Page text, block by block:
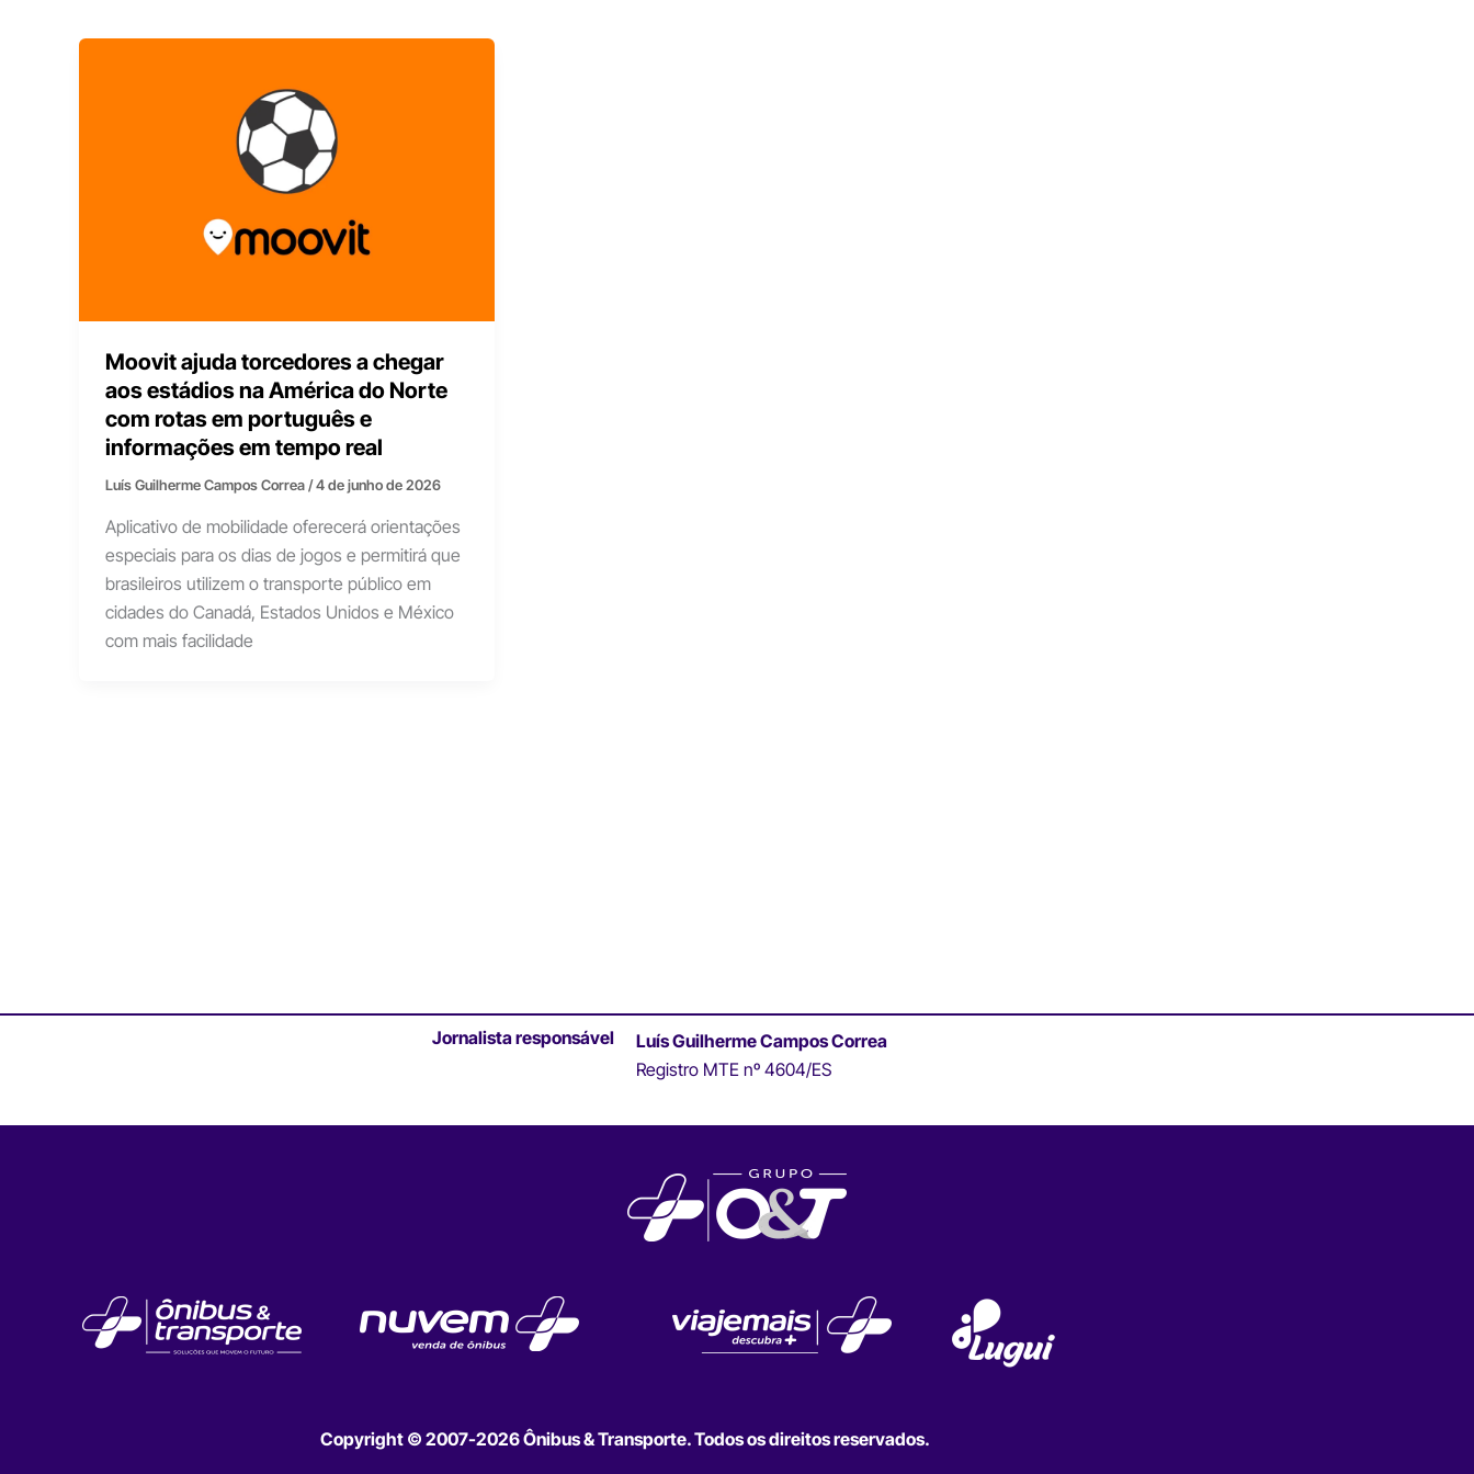
Moovit ajuda torcedores a chegar
aos estádios na América do Norte
com rotas em português e
informações em tempo real
Luís Guilherme Campos Correa/4 de junho de 2026
Aplicativo de mobilidade oferecerá orientações
especiais para os dias de jogos e permitirá que
brasileiros utilizem o transporte público em
cidades do Canadá, Estados Unidos e México
com mais facilidade
Jornalista responsável
Luís Guilherme Campos Correa
Registro MTE nº 4604/ES
Copyright © 2007-2026 Ônibus & Transporte. Todos os direitos reservados.